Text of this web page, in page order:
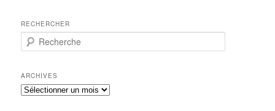
RECHERCHER
e
h
e
r
ARCHIVES
Archives